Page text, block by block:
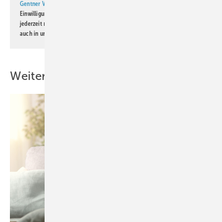
Gentner Verlag GmbH & Co. KG
Einwilligung kann ich jederzeit widerrufen und eine Abmeldung ist
jederzeit möglich. Informationen zum Umgang mit Daten finden Sie
auch in unserer
Weitere Inhalte